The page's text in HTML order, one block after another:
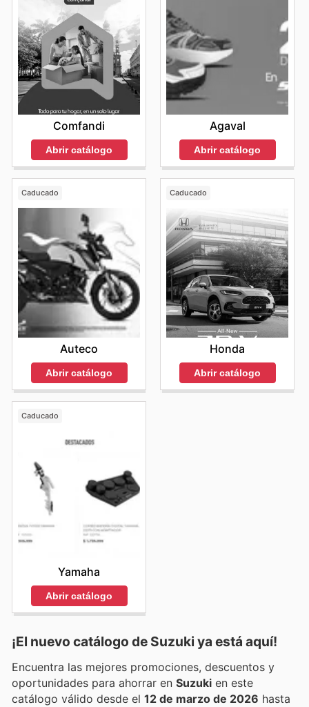
Comfandi
Abrir catálogo
Agaval
Abrir catálogo
Caducado
Auteco
Abrir catálogo
Caducado
Honda
Abrir catálogo
Caducado
Yamaha
Abrir catálogo
¡El nuevo catálogo de Suzuki ya está aquí!
Encuentra las mejores promociones, descuentos y
oportunidades para ahorrar en Suzuki en este
catálogo válido desde el 12 de marzo de 2026 hasta